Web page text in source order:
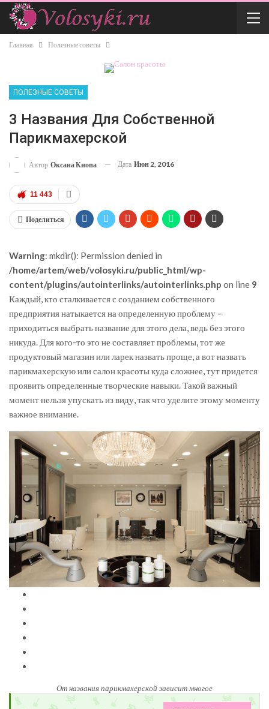
Главная Полезные советы
ПОЛЕЗНЫЕ СОВЕТЫ
3 Названия Для Собственной
Парикмахерской
Автор Оксана Кнопа Дата Июн 2, 2016
11 443
Поделиться
Warning: mkdir(): Permission denied in
/home/artem/web/volosyki.ru/public_html/wp-
content/plugins/autointerlinks/autointerlinks.php on line 9
Каждый, кто сталкивается с созданием собственного
предприятия натыкается на определенную проблему –
приходиться выбрать название для этого дела, ведь без этого
никуда. Для кого-то это не составляет проблемы, тот же
продуктовый магазин или ларек назвать проще, а вот назвать
парикмахерскую или салон красоты куда сложнее, тут придется
проявить определенные творческие навыки. Такой важный
момент нельзя упускать из виду, так что уделите этому моменту
важное внимание.
От названия парикмахерской зависит многое